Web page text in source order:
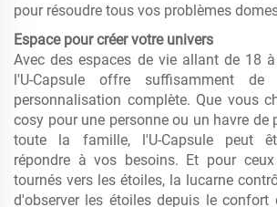
pour résoudre tous vos problèmes
Espace pour créer votre univers
Avec des espaces de vie allant de 18
l'U-Capsule offre suffisamment
personnalisation complète. Que vous
cosy pour une personne ou un havre de
toute la famille, l'U-Capsule peut
répondre à vos besoins. Et pour
tournés vers les étoiles, la lucarne
d'observer les étoiles depuis le confort